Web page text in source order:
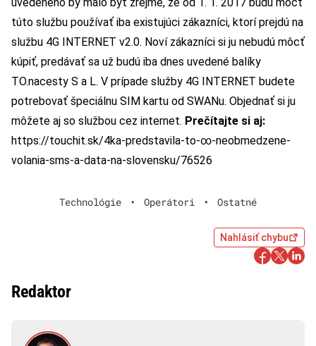
túto službu používať iba existujúci zákazníci, ktorí prejdú na
službu 4G INTERNET v2.0. Noví zákazníci si ju nebudú môcť
kúpiť, predávať sa už budú iba dnes uvedené balíky
TO.nacesty S a L. V prípade služby 4G INTERNET budete
potrebovať špeciálnu SIM kartu od SWANu. Objednať si ju
môžete aj so službou cez internet. Prečítajte si aj:
https://touchit.sk/4ka-predstavila-to-∞-neobmedzene-
volania-sms-a-data-na-slovensku/76526
Technológie • Operátori • Ostatné
Nahlásiť chybu
Redaktor